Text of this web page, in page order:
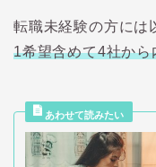
転職未経験の方には
1希望含めて4社か